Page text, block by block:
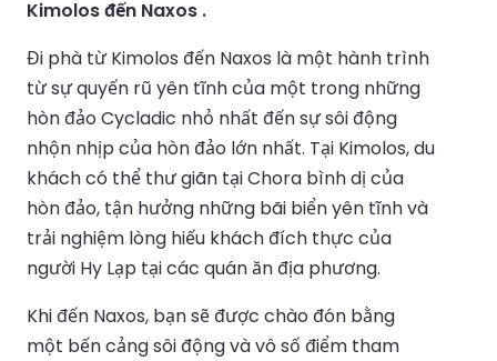
Kimolos đến Naxos .
Đi phà từ Kimolos đến Naxos là một hành trình
từ sự quyến rũ yên tĩnh của một trong những
hòn đảo Cycladic nhỏ nhất đến sự sôi động
nhộn nhịp của hòn đảo lớn nhất. Tại Kimolos, du
khách có thể thư giãn tại Chora bình dị của
hòn đảo, tận hưởng những bãi biển yên tĩnh và
trải nghiệm lòng hiếu khách đích thực của
người Hy Lạp tại các quán ăn địa phương.
Khi đến Naxos, bạn sẽ được chào đón bằng
một bến cảng sôi động và vô số điểm tham